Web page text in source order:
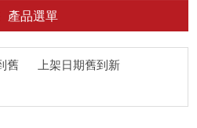
產品選單
舊
上架日期舊到新